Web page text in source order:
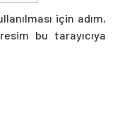
için adım,
bu tarayıcıya